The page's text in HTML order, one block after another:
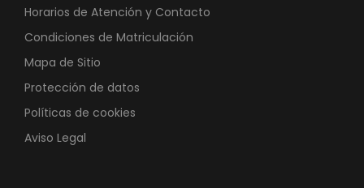
Horarios de Atención y Contacto
Condiciones de Matriculación
Mapa de Sitio
Protección de datos
Políticas de cookies
Aviso Legal